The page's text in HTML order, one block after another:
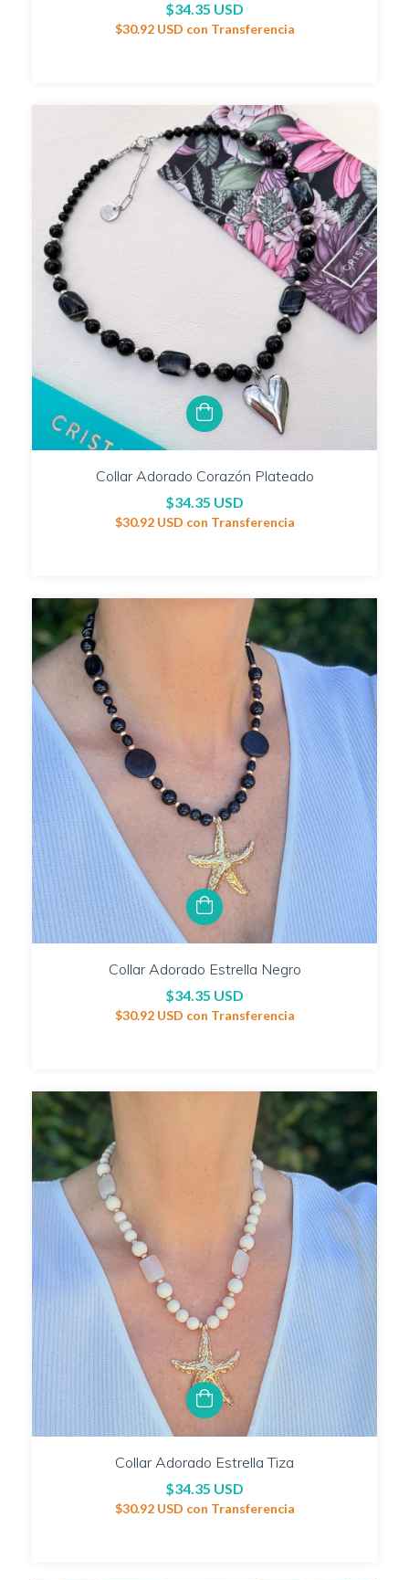
$34.35 USD
$30.92 USD con Transferencia
Collar Adorado Corazón Plateado
$34.35 USD
$30.92 USD con Transferencia
Collar Adorado Estrella Negro
$34.35 USD
$30.92 USD con Transferencia
Collar Adorado Estrella Tiza
$34.35 USD
$30.92 USD con Transferencia